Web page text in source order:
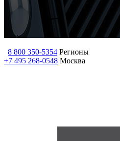
8 800 350-5354 Регионы
+7 495 268-0548 Москва